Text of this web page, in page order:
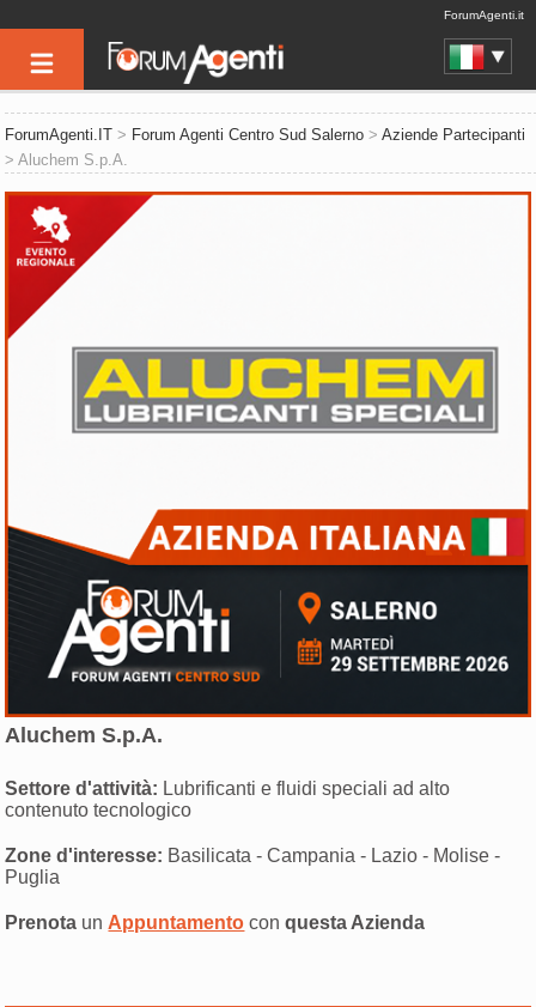
ForumAgenti.it
ForumAgenti.IT > Forum Agenti Centro Sud Salerno >Aziende Partecipanti
> Aluchem S.p.A.
Aluchem S.p.A.
Settore d'attività: Lubrificanti e fluidi speciali ad alto
contenuto tecnologico
Zone d'interesse: Basilicata - Campania - Lazio - Molise -
Puglia
Prenota un Appuntamento conquesta Azienda